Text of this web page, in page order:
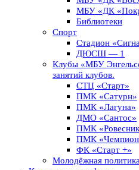
МБУ «ДК
Библиотеки
Спорт
Стадион
ДЮСШ — 1
Клубы «МБУ
занятий клубов.
СТЦ «Старт»
ПМК «Сатурн»
ПМК «Лагуна»
ДМО «Сантос»
ПМК
ПМК
ФК «Старт +»
Молодёжная